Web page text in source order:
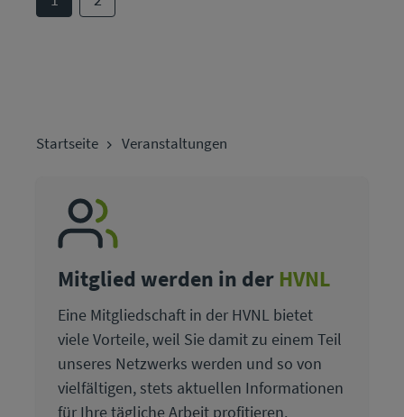
Startseite Veranstaltungen
Mitglied werden in der HVNL
Eine Mitgliedschaft in der HVNL bietet
viele Vorteile, weil Sie damit zu einem Teil
unseres Netzwerks werden und so von
vielfältigen, stets aktuellen Informationen
für Ihre tägliche Arbeit profitieren.